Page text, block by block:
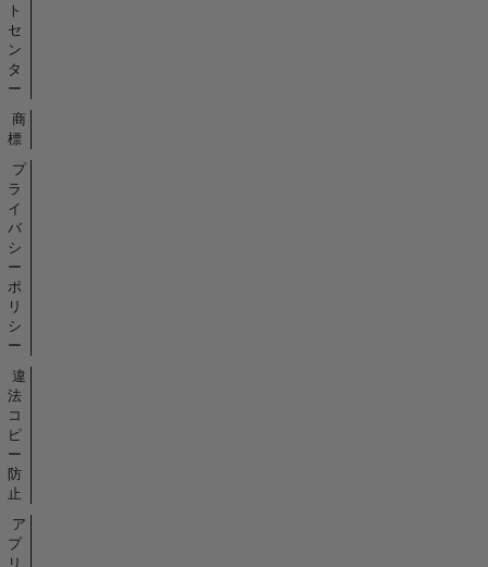
ト
セ
ン
タ
ー
商
標
プ
ラ
イ
バ
シ
ー
ポ
リ
シ
ー
違
法
コ
ピ
ー
防
止
ア
プ
リ